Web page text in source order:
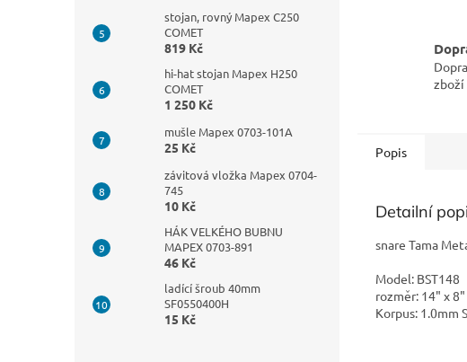
stojan, rovný Mapex C250
COMET
819 Kč
hi-hat stojan Mapex H250
COMET
1 250 Kč
mušle Mapex 0703-101A
25 Kč
závitová vložka Mapex 0704-
745
10 Kč
HÁK VELKÉHO BUBNU
MAPEX 0703-891
46 Kč
ladící šroub 40mm
SF0550400H
15 Kč
zboží
Popis
Detailní
snare Tama
Model: BST148
rozměr: 14" x 8"
Korpus: 1.0mm